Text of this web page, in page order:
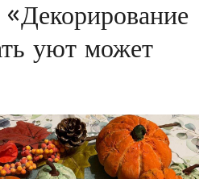
Регистрация
Забыли логин?
уют может